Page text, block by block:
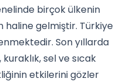
birçok ülkenin
haline gelmiştir. Türkiye
Son yıllarda
sel ve sıcak
etkilerini gözler